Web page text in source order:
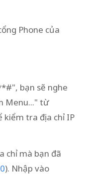
Phone của
bạn sẽ nghe
Menu..." từ
kiểm tra địa chỉ IP
chỉ mà bạn đã
). Nhập vào